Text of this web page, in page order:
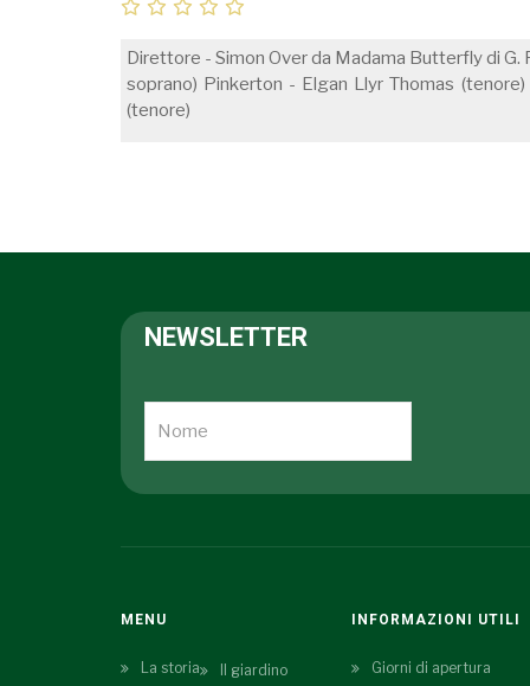
Direttore - Simon Over da Madama Butterfly di G.
soprano) Pinkerton - Elgan Llyr Thomas
(tenore)
NEWSLETTER
MENU
La storia
Il giardino
INFORMAZIONI UTILI
Giorni di apertura